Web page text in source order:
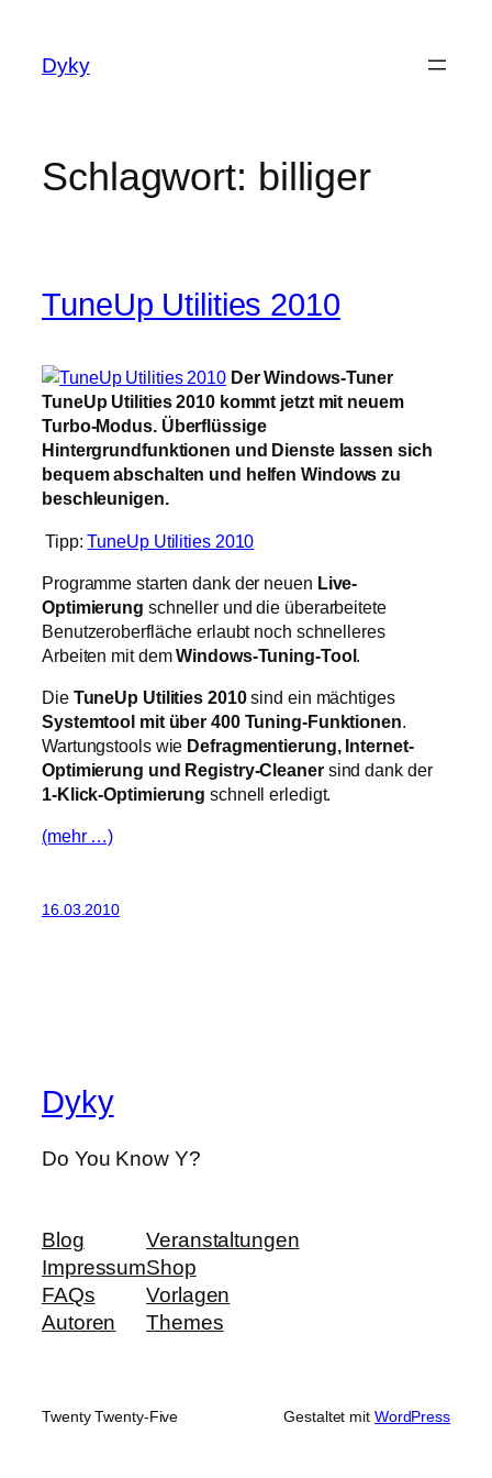
springen
Dyky
Schlagwort: billiger
TuneUp Utilities 2010
Der Windows-Tuner
TuneUp Utilities 2010 kommt jetzt mit neuem
Turbo-Modus. Überflüssige
Hintergrundfunktionen und Dienste lassen sich
bequem abschalten und helfen Windows zu
beschleunigen.
Tipp:TuneUp Utilities 2010
Programme starten dank der neuen Live-
Optimierung schneller und die überarbeitete
Benutzeroberfläche erlaubt noch schnelleres
Arbeiten mit demWindows-Tuning-Tool.
Die TuneUp Utilities 2010sind ein mächtiges
Systemtool mit über 400 Tuning-Funktionen.
Wartungstools wie Defragmentierung, Internet-
Optimierung und Registry-Cleanersind dank der
1-Klick-Optimierung schnell erledigt.
(mehr …)
16.03.2010
Dyky
Do You Know Y?
Blog
Impressum
FAQs
Autoren
Veranstaltungen
Shop
Vorlagen
Themes
Twenty Twenty-Five Gestaltet mit WordPress